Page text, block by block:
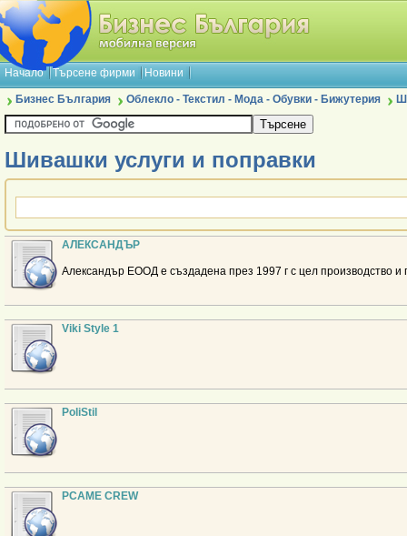
Начало Търсене фирми Новини
Бизнес България Облекло - Текстил - Мода - Обувки - Бижутерия
Шивашки услуги и поправки
АЛЕКСАНДЪР
Александър ЕООД е създадена през 1997 г с цел производство
Viki Style 1
PoliStil
PCAME CREW